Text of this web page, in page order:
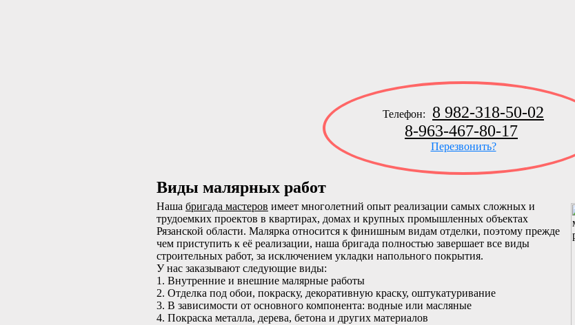
Телефон:
8 982-318-50-02
8-963-467-80-17
Перезвонить?
Виды малярных работ
Наша бригада мастеров имеет многолетний опыт реализации самых сложных и
трудоемких проектов в квартирах, домах и крупных промышленных объектах
Рязанской области. Малярка относится к финишным видам отделки, поэтому прежде
чем приступить к её реализации, наша бригада полностью завершает все виды
строительных работ, за исключением укладки напольного покрытия.
У нас заказывают следующие виды:
1. Внутренние и внешние малярные работы
2. Отделка под обои, покраску, декоративную краску, оштукатуривание
3. В зависимости от основного компонента: водные или масляные
4. Покраска металла, дерева, бетона и других материалов